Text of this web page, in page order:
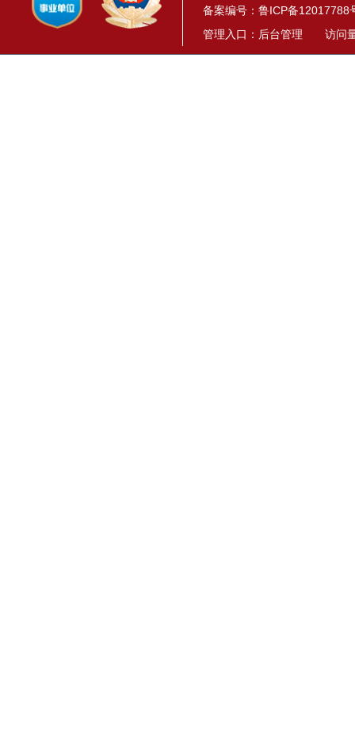
备案编号： 鲁ICP备12017788
管理入口： 后台管理 访问量